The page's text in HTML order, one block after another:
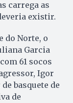
carrega as
existir.
do Norte, o
Garcia
61 socos
Igor
basquete de
de